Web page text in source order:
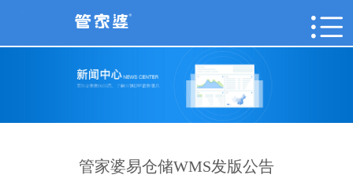
管家婆易仓储WMS发版公告